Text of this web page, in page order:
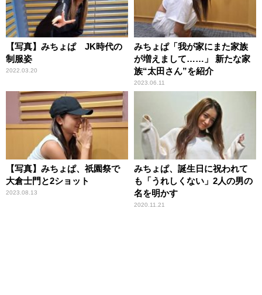
【写真】みちょぱ JK時代の
制服姿
2022.03.20
みちょぱ「我が家にまた家族
が増えまして……」 新たな家
族“太田さん”を紹介
2023.06.11
【写真】みちょぱ、祇園祭で
大倉士門と2ショット
2023.08.13
みちょぱ、誕生日に祝われて
も「うれしくない」2人の男の
名を明かす
2020.11.21